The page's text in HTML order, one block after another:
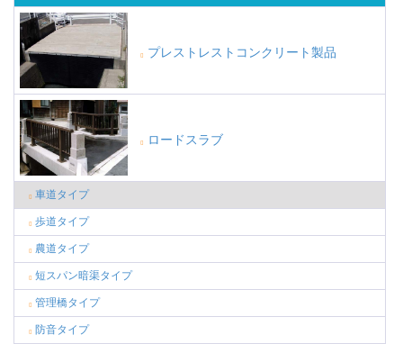
プレストレストコンクリート製品
ロードスラブ
車道タイプ
歩道タイプ
農道タイプ
短スパン暗渠タイプ
管理橋タイプ
防音タイプ